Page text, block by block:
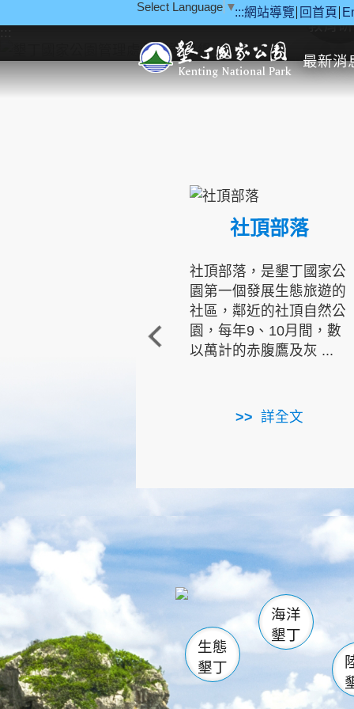
:::網站導覽 回首頁
Select Language ▼
最新消
::: 教育
社頂部落
社頂部落，是墾丁國家公
園第一個發展生態旅遊的
社區，鄰近的社頂自然公
園，每年9、10月間，數
以萬計的赤腹鷹及灰 ...
詳全文
龜山 海生館
恆春
龍鑾潭自
瓊麻館
關山
白砂
生態
墾丁
海洋
墾丁